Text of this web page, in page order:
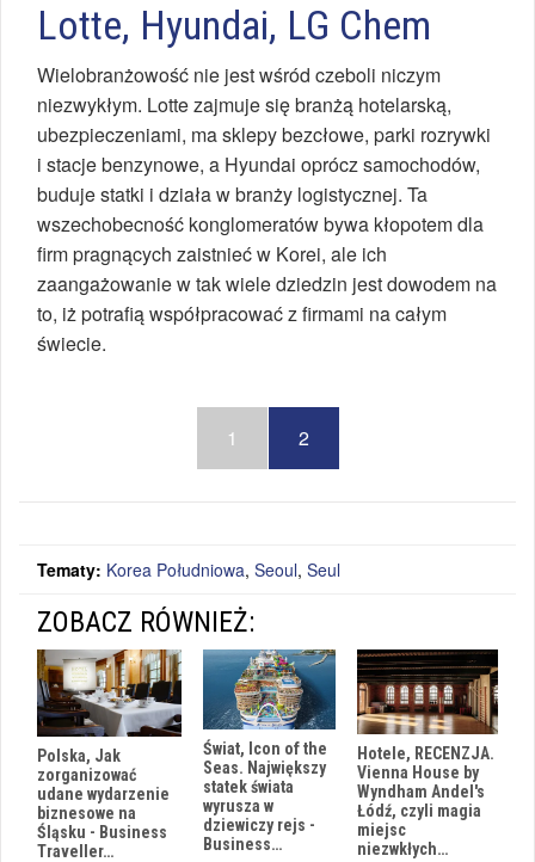
Lotte, Hyundai, LG Chem
Wielobranżowość nie jest wśród czeboli niczym
niezwykłym. Lotte zajmuje się branżą hotelarską,
ubezpieczeniami, ma sklepy bezcłowe, parki rozrywki
i stacje benzynowe, a Hyundai oprócz samochodów,
buduje statki i działa w branży logistycznej. Ta
wszechobecność konglomeratów bywa kłopotem dla
firm pragnących zaistnieć w Korei, ale ich
zaangażowanie w tak wiele dziedzin jest dowodem na
to, iż potrafią współpracować z firmami na całym
świecie.
1 2
Tematy: Korea Południowa, Seoul, Seul
ZOBACZ RÓWNIEŻ:
Polska, Jak
zorganizować
udane wydarzenie
biznesowe na
Śląsku - Business
Traveller…
Świat, Icon of the
Seas. Największy
statek świata
wyrusza w
dziewiczy rejs -
Business…
Hotele, RECENZJA.
Vienna House by
Wyndham Andel's
Łódź, czyli magia
miejsc
niezwkłych…